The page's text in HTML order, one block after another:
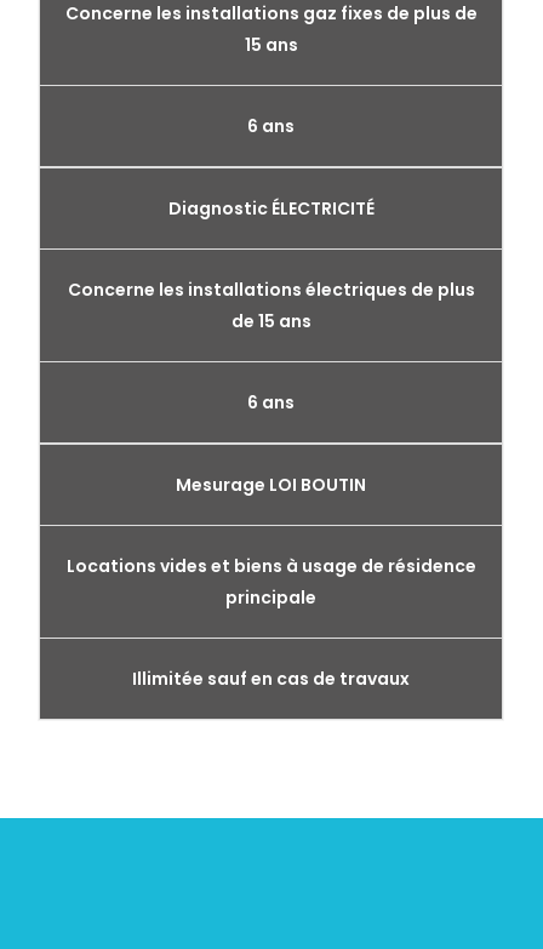
Concerne les installations gaz fixes de plus de
15 ans
6 ans
Diagnostic ÉLECTRICITÉ
Concerne les installations électriques de plus
de 15 ans
6 ans
Mesurage LOI BOUTIN
Locations vides et biens à usage de résidence
principale
Illimitée sauf en cas de travaux